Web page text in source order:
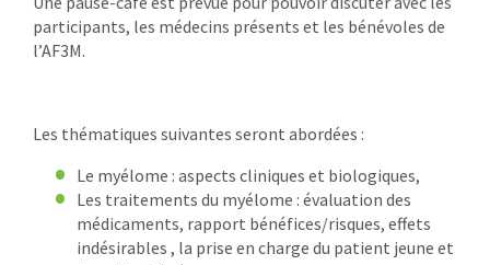
participants, les médecins présents et les bénévoles de
l’AF3M.
Les thématiques suivantes seront abordées :
Le myélome : aspects cliniques et biologiques,
Les traitements du myélome : évaluation des
médicaments, rapport bénéfices/risques, effets
indésirables , la prise en charge du patient jeune et